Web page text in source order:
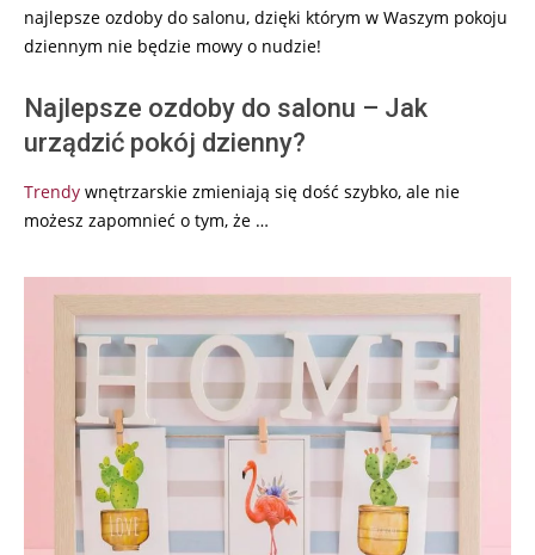
najlepsze ozdoby do salonu, dzięki którym w Waszym pokoju
dziennym nie będzie mowy o nudzie!
Najlepsze ozdoby do salonu – Jak
urządzić pokój dzienny?
Trendy wnętrzarskie zmieniają się dość szybko, ale nie
możesz zapomnieć o tym, że …